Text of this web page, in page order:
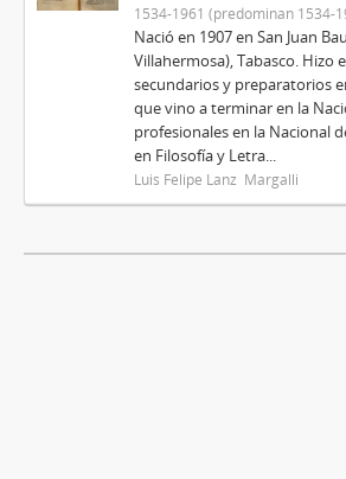
1534-1961 (predominan 1534-
Nació en 1907 en San Juan
Villahermosa), Tabasco. Hizo
secundarios y preparatorios
que vino a terminar en la
profesionales en la Nacional
en Filosofía y Letra...
Luis Felipe Lanz Margalli